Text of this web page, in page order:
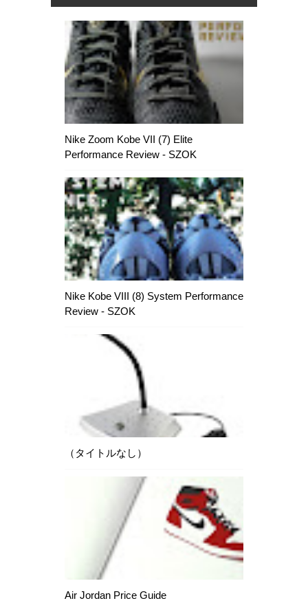
Nike Zoom Kobe VII (7) Elite
Performance Review - SZOK
Nike Kobe VIII (8) System Performance
Review - SZOK
（タイトルなし）
Air Jordan Price Guide